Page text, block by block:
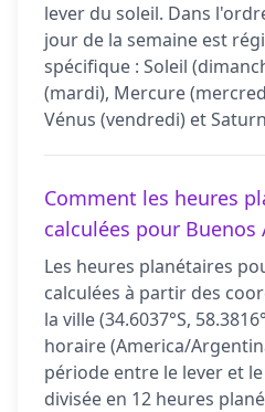
lever du soleil. Dans
jour de la semaine est
spécifique : Soleil
(mardi), Mercure
Vénus (vendredi) et
Comment les heures
calculées pour Buenos
Les heures planétaires
calculées à partir des
la ville (34.6037°S,
horaire (America/
période entre le lever et
divisée en 12 heures